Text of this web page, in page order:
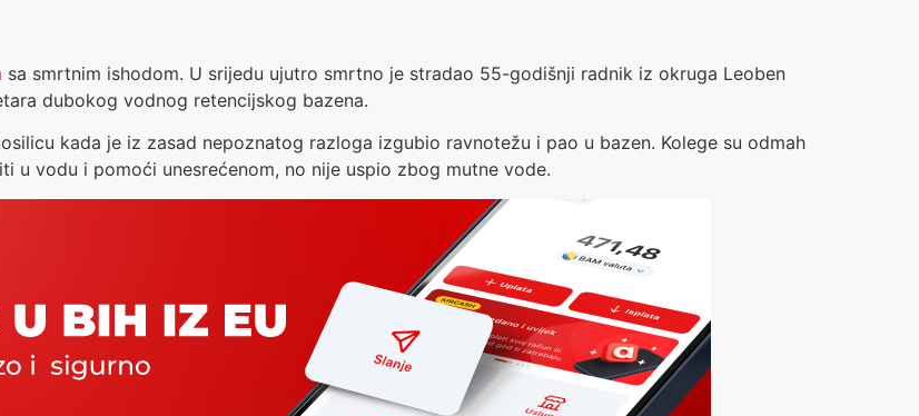
sa smrtnim ishodom. U srijedu ujutro smrtno je stradao 55-godišnji radnik iz okruga Leoben
dubokog vodnog retencijskog bazena.
kada je iz zasad nepoznatog razloga izgubio ravnotežu i pao u bazen. Kolege su odmah
u vodu i pomoći unesrećenom, no nije uspio zbog mutne vode.